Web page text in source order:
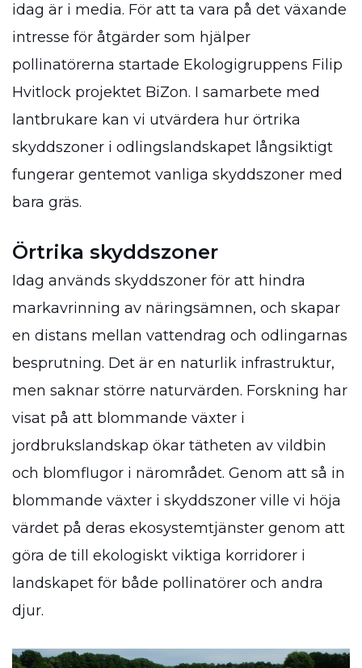
idag är i media. För att ta vara på det växande
intresse för åtgärder som hjälper
pollinatörerna startade Ekologigruppens Filip
Hvitlock projektet BiZon. I samarbete med
lantbrukare kan vi utvärdera hur örtrika
skyddszoner i odlingslandskapet långsiktigt
fungerar gentemot vanliga skyddszoner med
bara gräs.
Örtrika skyddszoner
Idag används skyddszoner för att hindra
markavrinning av näringsämnen, och skapar
en distans mellan vattendrag och odlingarnas
besprutning. Det är en naturlik infrastruktur,
men saknar större naturvärden. Forskning har
visat på att blommande växter i
jordbrukslandskap ökar tätheten av vildbin
och blomflugor i närområdet. Genom att så in
blommande växter i skyddszoner ville vi höja
värdet på deras ekosystemtjänster genom att
göra de till ekologiskt viktiga korridorer i
landskapet för både pollinatörer och andra
djur.